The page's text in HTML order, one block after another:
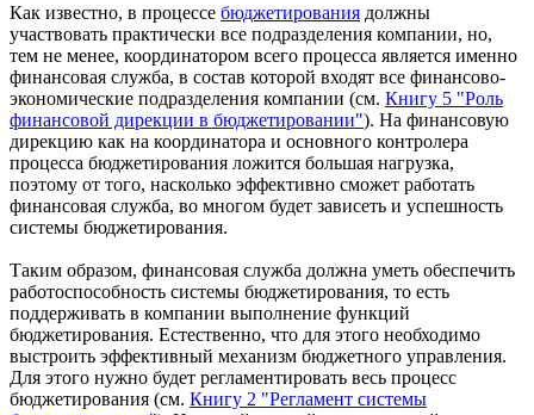
Как известно, в процессе бюджетирования должны
участвовать практически все подразделения компании, но,
тем не менее, координатором всего процесса является именно
финансовая служба, в состав которой входят все финансово-
экономические подразделения компании (см. Книгу 5 "Роль
финансовой дирекции в бюджетировании"). На финансовую
дирекцию как на координатора и основного контролера
процесса бюджетирования ложится большая нагрузка,
поэтому от того, насколько эффективно сможет работать
финансовая служба, во многом будет зависеть и успешность
системы бюджетирования.
Таким образом, финансовая служба должна уметь обеспечить
работоспособность системы бюджетирования, то есть
поддерживать в компании выполнение функций
бюджетирования. Естественно, что для этого необходимо
выстроить эффективный механизм бюджетного управления.
Для этого нужно будет регламентировать весь процесс
бюджетирования (см. Книгу 2 "Регламент системы